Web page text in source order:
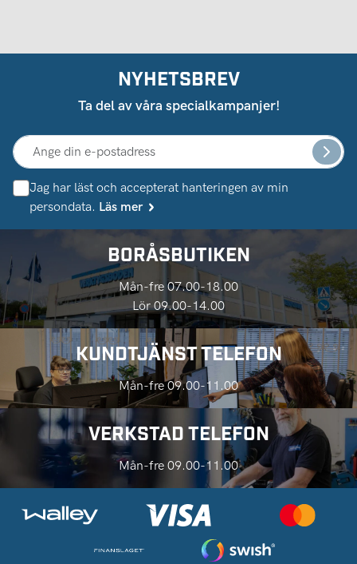
NYHETSBREV
Ta del av våra specialkampanjer!
Jag har läst och accepterat hanteringen av min
persondata. Läs mer
BORÅSBUTIKEN
Mån-fre 07.00-18.00
Lör 09.00-14.00
KUNDTJÄNST TELEFON
Mån-fre 09.00-11.00
VERKSTAD TELEFON
Mån-fre 09.00-11.00